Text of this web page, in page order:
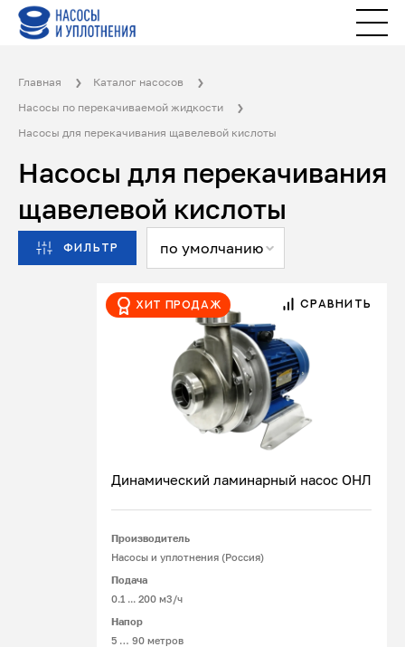
Главная
Каталог насосов
Насосы по перекачиваемой жидкости
Насосы для перекачивания щавелевой кислоты
Насосы для перекачивания
щавелевой кислоты
ФИЛЬТР по умолчанию
Хит продаж СРАВНИТЬ
Динамический ламинарный насос ОНЛ
Производитель
Насосы и уплотнения (Россия)
Подача
0.1 ... 200 м3/ч
Напор
5 … 90 метров